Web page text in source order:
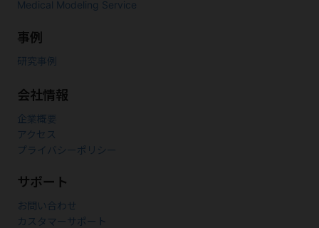
した。
2025年11月8日～9日
第52回日本股関節学会学術集会
第66回日本脈管学会学術総会
2025年10月16日～17日
2025年10月10日～11日
（福岡）に出展しました。
Medical Modeling Service
事例
研究事例
会社情報
企業概要
アクセス
プライバシーポリシー
サポート
お問い合わせ
カスタマーサポート